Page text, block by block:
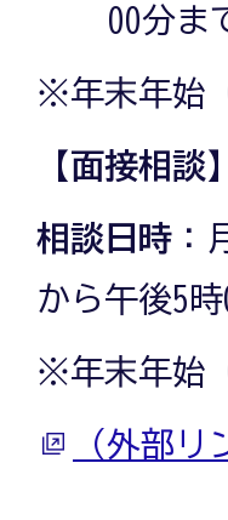
00分ま
※年末年始
【面接相談
相談日時 ：
から午後5
※年末年始
（外部